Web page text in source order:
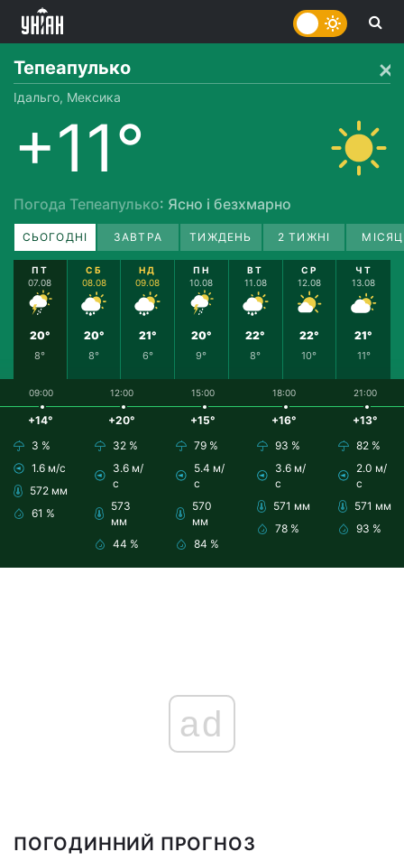
Тепеапулько
Ідальго, Мексика
+11°
Погода Тепеапулько: Ясно і безхмарно
СЬОГОДНІ ЗАВТРА ТИЖДЕНЬ 2 ТИЖНІ
ПТ
07.08
20°
8°
СБ
08.08
20°
8°
НД
09.08
21°
6°
ПН
10.08
20°
9°
ВТ
11.08
22°
8°
СР
12.08
22°
10°
ЧТ
13.08
21°
11°
09:00
+14°
3 %
1.6 м/с
572 мм
61 %
12:00
+20°
32 %
3.6 м/
с
573
мм
44 %
15:00
+15°
79 %
5.4 м/
с
570
мм
84 %
18:00
+16°
93 %
3.6 м/
с
571 мм
78 %
21:00
+13°
82 %
2.0 м/
с
571 мм
93 %
ad
ПОГОДИННИЙ ПРОГНОЗ